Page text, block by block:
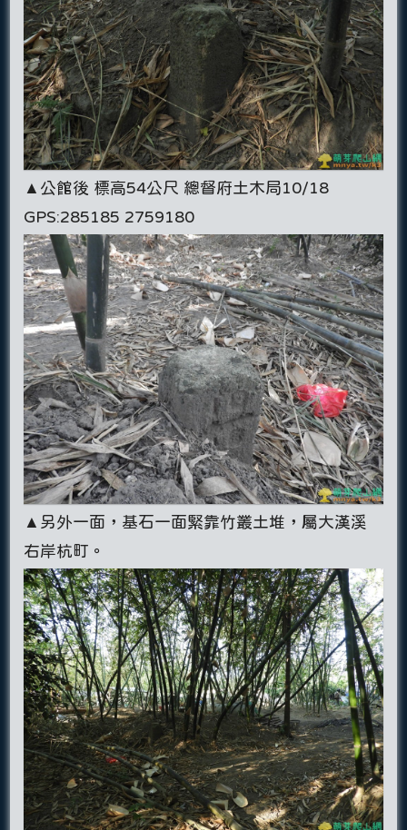
▲公館後 標高54公尺 總督府土木局10/18
GPS:285185 2759180
▲另外一面，基石一面緊靠竹叢土堆，屬大漢溪
右岸杭町。